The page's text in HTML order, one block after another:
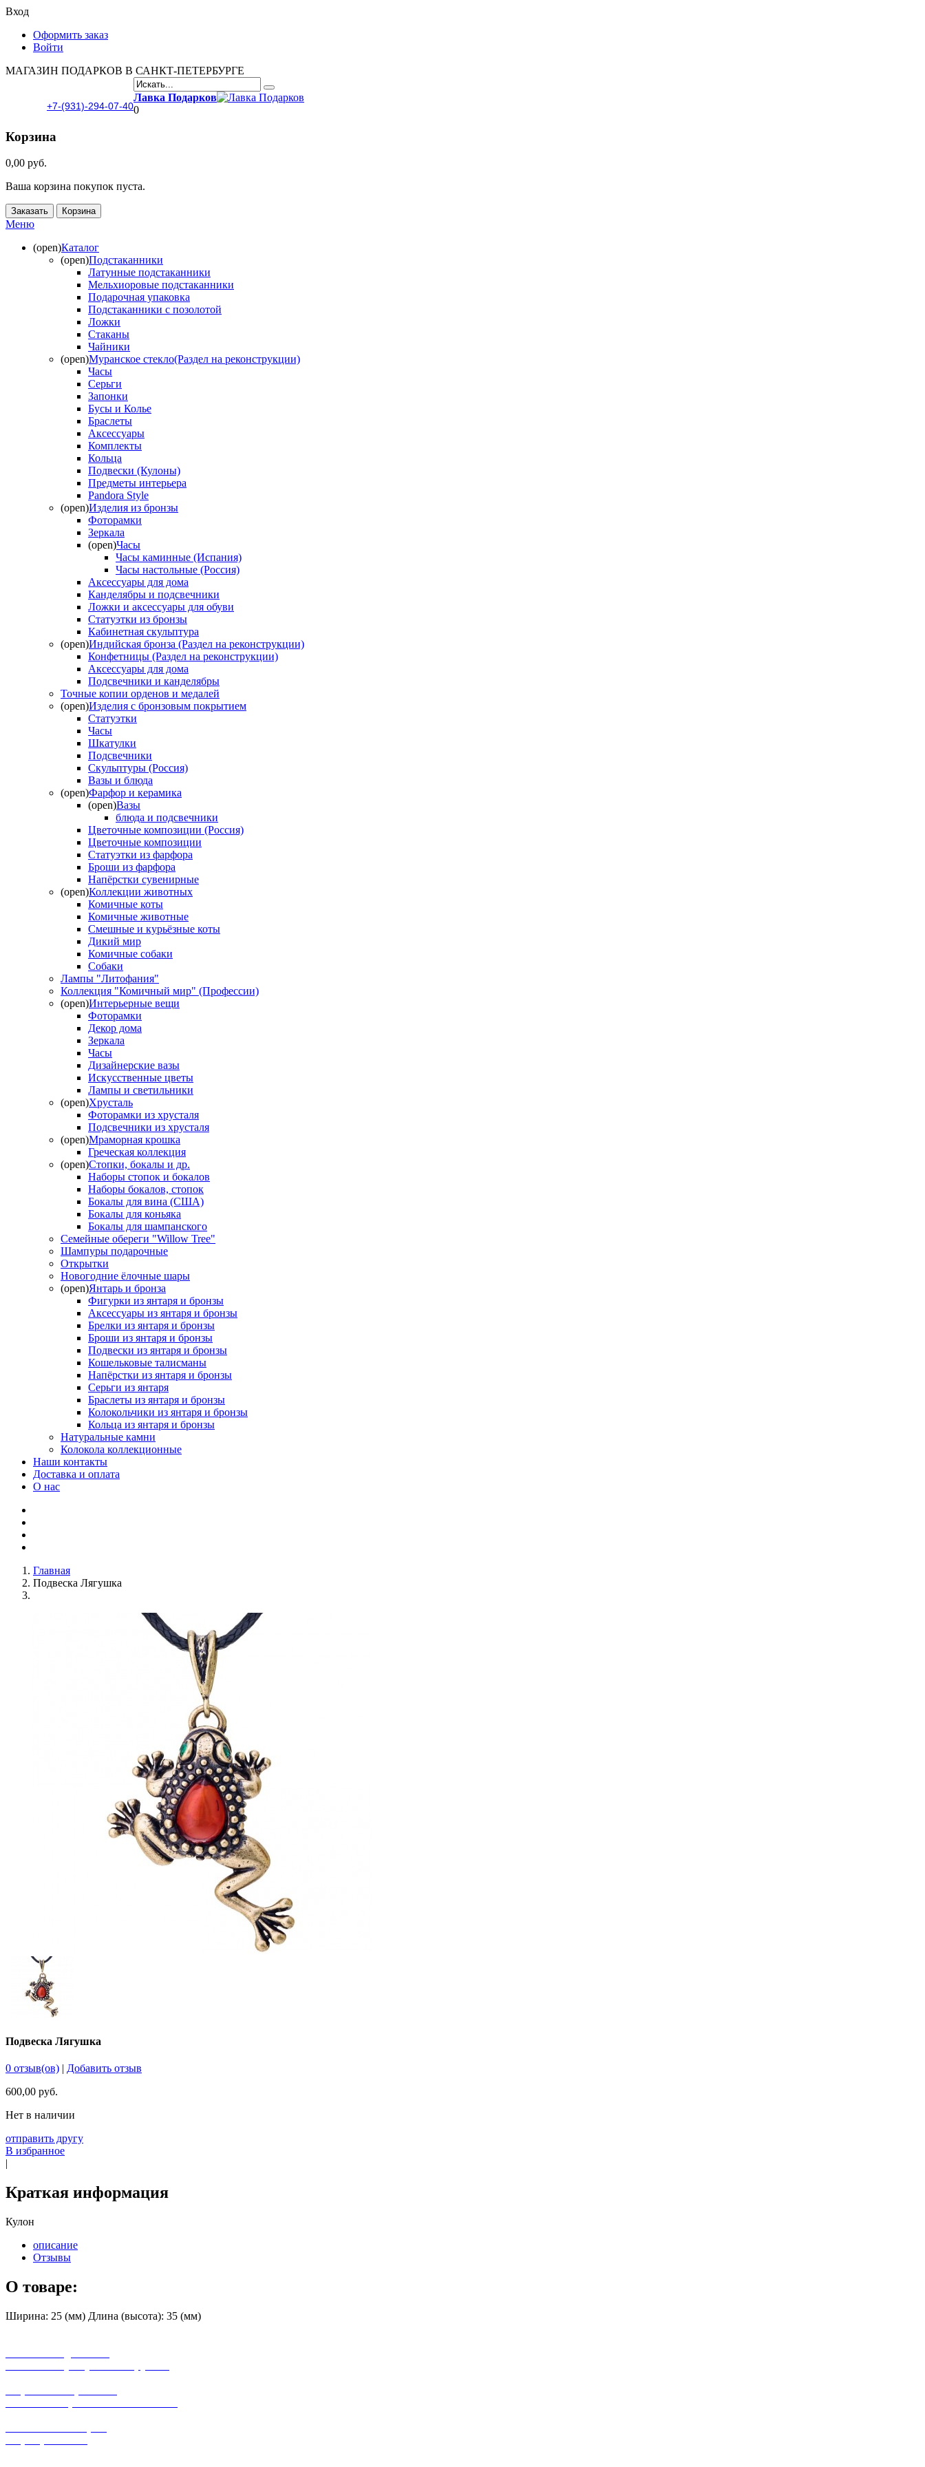
Вход
Оформить заказ
Войти
МАГАЗИН ПОДАРКОВ В САНКТ-ПЕТЕРБУРГЕ
+7-(931)-294-07-40
Лавка Подарков
0
Корзина
0,00 руб.
Ваша корзина покупок пуста.
Заказать Корзина
Меню
(open)Каталог
(open)Подстаканники
Латунные подстаканники
Мельхиоровые подстаканники
Подарочная упаковка
Подстаканники с позолотой
Ложки
Стаканы
Чайники
(open)Муранское стекло(Раздел на реконструкции)
Часы
Серьги
Запонки
Бусы и Колье
Браслеты
Аксессуары
Комплекты
Кольца
Подвески (Кулоны)
Предметы интерьера
Pandora Style
(open)Изделия из бронзы
Фоторамки
Зеркала
(open)Часы
Часы каминные (Испания)
Часы настольные (Россия)
Аксессуары для дома
Канделябры и подсвечники
Ложки и аксессуары для обуви
Статуэтки из бронзы
Кабинетная скульптура
(open)Индийская бронза (Раздел на реконструкции)
Конфетницы (Раздел на реконструкции)
Аксессуары для дома
Подсвечники и канделябры
Точные копии орденов и медалей
(open)Изделия с бронзовым покрытием
Статуэтки
Часы
Шкатулки
Подсвечники
Скульптуры (Россия)
Вазы и блюда
(open)Фарфор и керамика
(open)Вазы
блюда и подсвечники
Цветочные композиции (Россия)
Цветочные композиции
Статуэтки из фарфора
Броши из фарфора
Напёрстки сувенирные
(open)Коллекции животных
Комичные коты
Комичные животные
Смешные и курьёзные коты
Дикий мир
Комичные собаки
Собаки
Лампы "Литофания"
Коллекция "Комичный мир" (Профессии)
(open)Интерьерные вещи
Фоторамки
Декор дома
Зеркала
Часы
Дизайнерские вазы
Искусственные цветы
Лампы и светильники
(open)Хрусталь
Фоторамки из хрусталя
Подсвечники из хрусталя
(open)Мраморная крошка
Греческая коллекция
(open)Стопки, бокалы и др.
Наборы стопок и бокалов
Наборы бокалов, стопок
Бокалы для вина (США)
Бокалы для коньяка
Бокалы для шампанского
Семейные обереги "Willow Tree"
Шампуры подарочные
Открытки
Новогодние ёлочные шары
(open)Янтарь и бронза
Фигурки из янтаря и бронзы
Аксессуары из янтаря и бронзы
Брелки из янтаря и бронзы
Броши из янтаря и бронзы
Подвески из янтаря и бронзы
Кошельковые талисманы
Напёрстки из янтаря и бронзы
Серьги из янтаря
Браслеты из янтаря и бронзы
Колокольчики из янтаря и бронзы
Кольца из янтаря и бронзы
Натуральные камни
Колокола коллекционные
Наши контакты
Доставка и оплата
О нас
Главная
Подвеска Лягушка
Подвеска Лягушка
0 отзыв(ов) | Добавить отзыв
600,00 руб.
Нет в наличии
отправить другу
В избранное
|
Краткая информация
Кулон
описание
Отзывы
О товаре:
Ширина: 25 (мм) Длина (высота): 35 (мм)